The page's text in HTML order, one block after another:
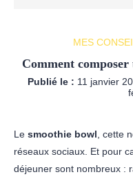
MES
Comment
Publié le : 11 janvier
Le smoothie bowl , cette
réseaux sociaux. Et pour
déjeuner sont nombreux :